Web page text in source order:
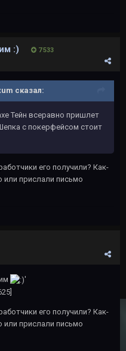
:) 7 533
сказал:
Тейн всеравно пришлет
с покерфейсом стоит
его получили? Как-
или прислали письмо
'
его получили? Как-
или прислали письмо